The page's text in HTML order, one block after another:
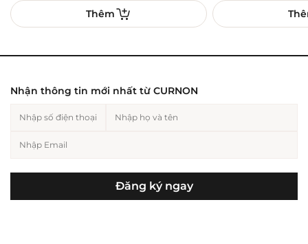
Thêm
Nhận thông tin mới nhất từ CURNON
Đăng ký ngay